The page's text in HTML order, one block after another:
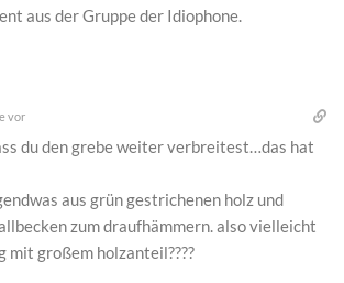
aus der Gruppe der Idiophone.
vor
du den grebe weiter verbreitest…das hat
aus grün gestrichenen holz und
zum draufhämmern. also vielleicht
mit großem holzanteil????